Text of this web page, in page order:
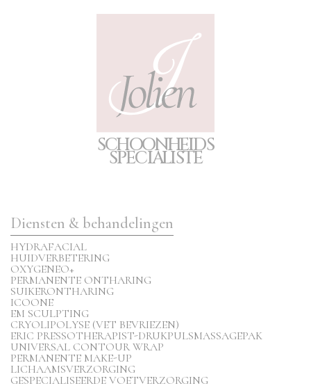
SCHOONHEIDS
SPECIALISTE
Diensten & behandelingen
HYDRAFACIAL
HUIDVERBETERING
OXYGENEO+
PERMANENTE ONTHARING
SUIKERONTHARING
ICOONE
EM SCULPTING
CRYOLIPOLYSE (VET BEVRIEZEN)
ERIC PRESSOTHERAPIST-DRUKPULSMASSAGEPAK
UNIVERSAL CONTOUR WRAP
PERMANENTE MAKE-UP
LICHAAMSVERZORGING
GESPECIALISEERDE VOETVERZORGING